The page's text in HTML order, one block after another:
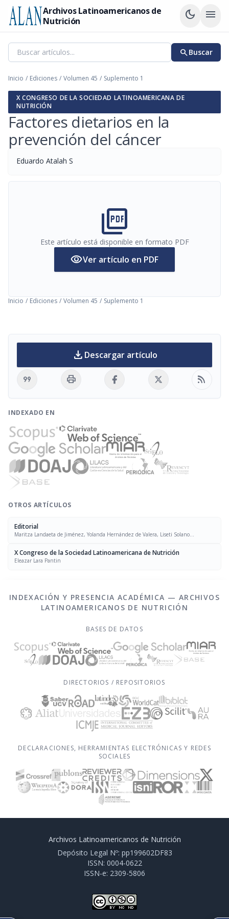
Archivos Latinoamericanos de
Nutrición
dark_mode menu
searchBuscar
Inicio / Ediciones / Volumen 45 / Suplemento 1
X CONGRESO DE LA SOCIEDAD LATINOAMERICANA DE
NUTRICIÓN
Factores dietarios en la
prevención del cáncer
Eduardo Atalah S
picture_as_pdf
Este artículo está disponible en formato PDF
visibilityVer artículo en PDF
Inicio / Ediciones / Volumen 45 / Suplemento 1
download Descargar artículo
format_quote print rss_feed
INDEXADO EN
OTROS ARTÍCULOS
Editorial
Maritza Landaeta de Jiménez, Yolanda Hernández de Valera, Liseti Solano
X Congreso de la Sociedad Latinoamericana de Nutrición
Eleazar Lara Pantin
INDEXACIÓN Y PRESENCIA ACADÉMICA — ARCHIVOS
LATINOAMERICANOS DE NUTRICIÓN
BASES DE DATOS
DIRECTORIOS / REPOSITORIOS
DECLARACIONES, HERRAMIENTAS ELECTRÓNICAS Y REDES
SOCIALES
Archivos Latinoamericanos de Nutrición
Depósito Legal Nº: pp199602DF83
ISSN: 0004-0622
ISSN-e: 2309-5806